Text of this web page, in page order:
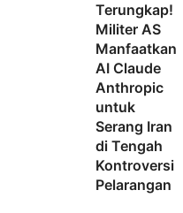
Terungkap!
Militer AS
Manfaatkan
AI Claude
Anthropic
untuk
Serang Iran
di Tengah
Kontroversi
Pelarangan